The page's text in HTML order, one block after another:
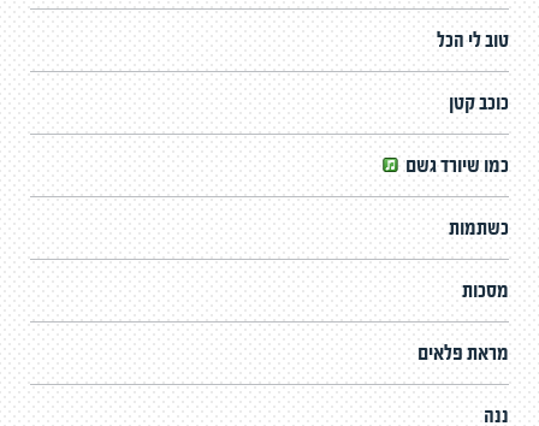
טוב לי הכל
כוכב קטן
כמו שיורד גשם
כשתמות
מסכות
מראת פלאים
ננה